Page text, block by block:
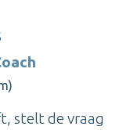
stelt de vraag